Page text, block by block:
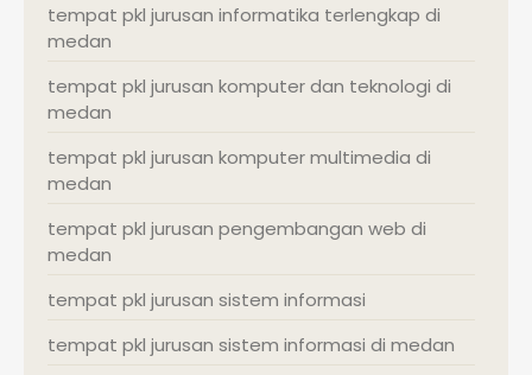
tempat pkl jurusan informatika terlengkap di
medan
tempat pkl jurusan komputer dan teknologi di
medan
tempat pkl jurusan komputer multimedia di
medan
tempat pkl jurusan pengembangan web di
medan
tempat pkl jurusan sistem informasi
tempat pkl jurusan sistem informasi di medan